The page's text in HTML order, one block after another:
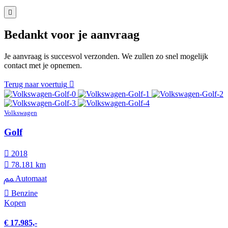
Bedankt voor je aanvraag
Je aanvraag is succesvol verzonden. We zullen zo snel mogelijk
contact met je opnemen.
Terug naar voertuig
Volkswagen
Golf
2018
78.181 km
Automaat
Benzine
Kopen
€ 17.985,-